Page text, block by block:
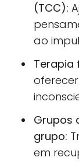
(TCC):
ao
Terapia
Grupos
grupo:
em